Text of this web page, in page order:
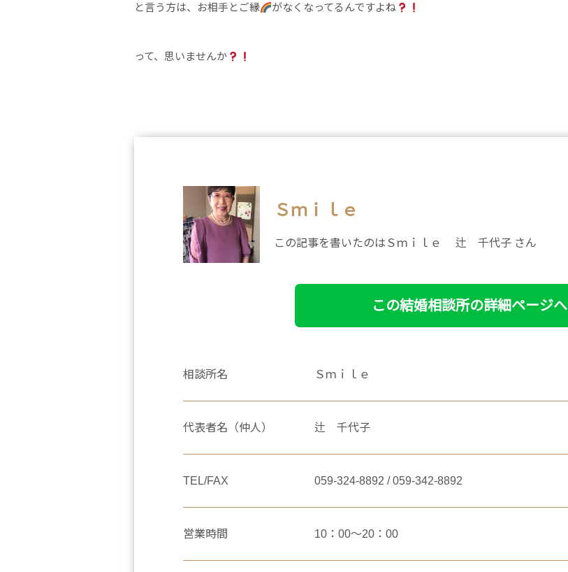
と言う方は、お相手とご縁 がなくなってるんですよね
って、思いませんか
Ｓｍｉｌｅ
この記事を書いたのはＳｍｉｌｅ 辻 千代子 さん
この結婚相談所の詳細ページへ
相談所名 Ｓｍｉｌｅ
代表者名（仲人） 辻 千代子
TEL/FAX 059-324-8892 / 059-342-8892
営業時間 10：00～20：00